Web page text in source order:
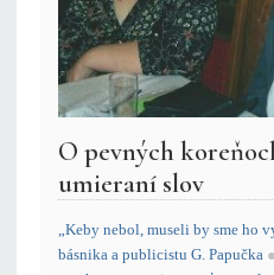
O pevných
umieraní slov
„Keby nebol, museli by sme ho
básnika a publicistu G. Papučka ●